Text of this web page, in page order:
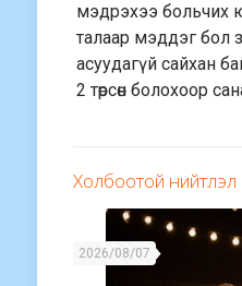
мэдрэхээ больчих
талаар мэддэг бол
асуудагүй сайхан
2 төрсөн болохоор
Холбоотой нийтлэл
2026/08/07